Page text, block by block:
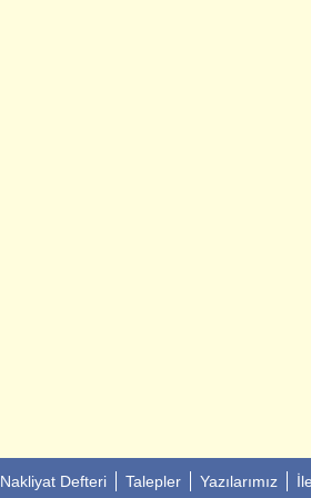
Nakliyat Defteri Talepler Yazılarımız